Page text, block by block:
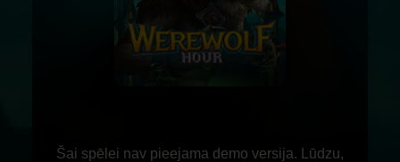
Šai spēlei nav pieejama demo versija. Lūdzu,